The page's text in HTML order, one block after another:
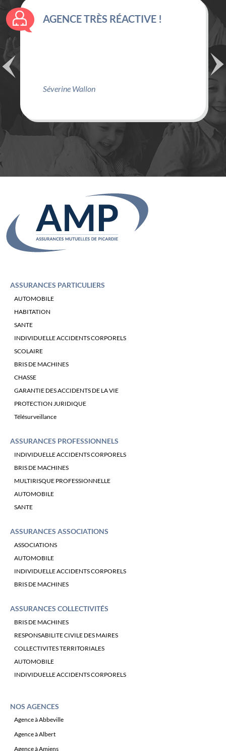
AGENCE TRÈS RÉACTIVE !
Séverine Wallon
ASSURANCES PARTICULIERS
AUTOMOBILE
HABITATION
SANTE
INDIVIDUELLE ACCIDENTS CORPORELS
SCOLAIRE
BRIS DE MACHINES
CHASSE
GARANTIE DES ACCIDENTS DE LA VIE
PROTECTION JURIDIQUE
Télésurveillance
ASSURANCES PROFESSIONNELS
INDIVIDUELLE ACCIDENTS CORPORELS
BRIS DE MACHINES
MULTIRISQUE PROFESSIONNELLE
AUTOMOBILE
SANTE
ASSURANCES ASSOCIATIONS
ASSOCIATIONS
AUTOMOBILE
INDIVIDUELLE ACCIDENTS CORPORELS
BRIS DE MACHINES
ASSURANCES COLLECTIVITÉS
BRIS DE MACHINES
RESPONSABILITE CIVILE DES MAIRES
COLLECTIVITES TERRITORIALES
AUTOMOBILE
INDIVIDUELLE ACCIDENTS CORPORELS
NOS AGENCES
Agence à Abbeville
Agence à Albert
Agence à Amiens